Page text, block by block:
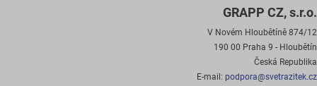
GRAPP CZ, s.r.o.
V Novém Hloubětíně 874/12
190 00 Praha 9 - Hloubětín
Česká Republika
E-mail: podpora@svetrazitek.cz